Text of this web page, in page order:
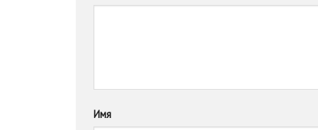
Имя